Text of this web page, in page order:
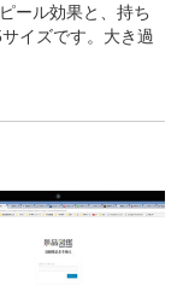
ール効果と、持ち
イズです。大き過